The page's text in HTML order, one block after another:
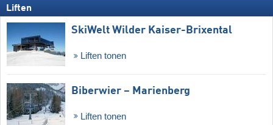
Liften
SkiWelt Wilder Kaiser-Brixental
Liften tonen
Biberwier – Marienberg
Liften tonen